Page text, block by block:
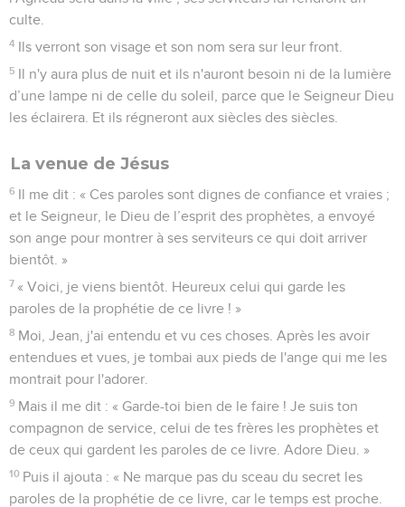
culte.
4 Ils verront son visage et son nom sera sur leur front.
5 Il n'y aura plus de nuit et ils n'auront besoin ni de la lumière
d’une lampe ni de celle du soleil, parce que le Seigneur Dieu
les éclairera. Et ils régneront aux siècles des siècles.
La venue de Jésus
6 Il me dit : « Ces paroles sont dignes de confiance et vraies ;
et le Seigneur, le Dieu de l’esprit des prophètes, a envoyé
son ange pour montrer à ses serviteurs ce qui doit arriver
bientôt. »
7 « Voici, je viens bientôt. Heureux celui qui garde les
paroles de la prophétie de ce livre ! »
8 Moi, Jean, j'ai entendu et vu ces choses. Après les avoir
entendues et vues, je tombai aux pieds de l'ange qui me les
montrait pour l'adorer.
9 Mais il me dit : « Garde-toi bien de le faire ! Je suis ton
compagnon de service, celui de tes frères les prophètes et
de ceux qui gardent les paroles de ce livre. Adore Dieu. »
10 Puis il ajouta : « Ne marque pas du sceau du secret les
paroles de la prophétie de ce livre, car le temps est proche.